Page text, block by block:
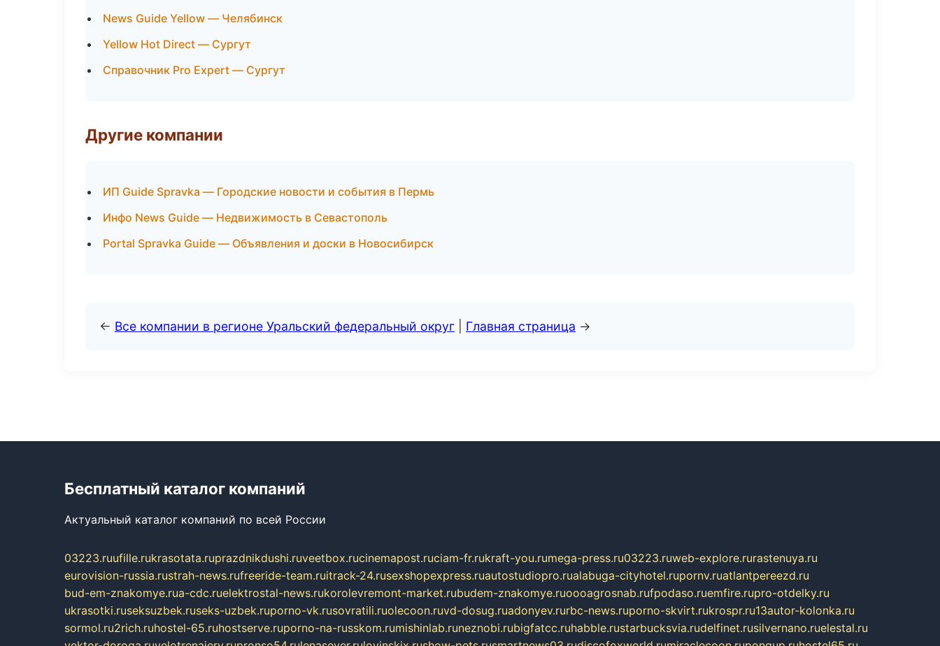
News Guide Yellow — Челябинск
Yellow Hot Direct — Сургут
Справочник Pro Expert — Сургут
Другие компании
ИП Guide Spravka — Городские новости и события в Пермь
Инфо News Guide — Недвижимость в Севастополь
Portal Spravka Guide — Объявления и доски в Новосибирск
← Все компании в регионе Уральский федеральный округ Главная страница →
Бесплатный каталог компаний
Актуальный каталог компаний по всей России
03223.ruufille.rukrasotata.ruprazdnikdushi.ruveetbox.rucinemapost.ruciam-fr.rukraft-you.rumega-press.ru03223.ruweb-explore.rurastenuya.ru
eurovision-russia.rustrah-news.rufreeride-team.ruitrack-24.rusexshopexpress.ruautostudiopro.rualabuga-cityhotel.rupornv.ruatlantpereezd.ru
bud-em-znakomye.rua-cdc.ruelektrostal-news.rukorolevremont-market.rubudem-znakomye.ruoooagrosnab.rufpodaso.ruemfire.rupro-otdelky.ru
ukrasotki.ruseksuzbek.ruseks-uzbek.ruporno-vk.rusovratili.ruolecoon.ruvd-dosug.ruadonyev.rurbc-news.ruporno-skvirt.rukrospr.ru13autor-kolonka.ru
sormol.ru2rich.ruhostel-65.ruhostserve.ruporno-na-russkom.rumishinlab.runeznobi.rubigfatcc.ruhabble.rustarbucksvia.rudelfinet.rusilvernano.ruelestal.ru